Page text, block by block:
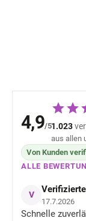
4,9/51.023
aus allen
Von Kunden
ALLE
V
17.7.2026
Schnelle